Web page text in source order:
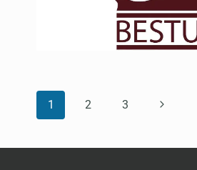
PAGINANAVIGATIE
1 2 3
Volgende